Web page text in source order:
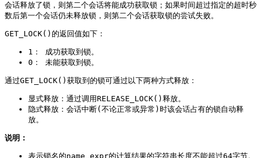
会话释放了锁，则第二个会话将能成功获取锁；如果时间超过指定的超时秒
数后第一个会话仍未释放锁，则第二个会话获取锁的尝试失败。
GET_LOCK()的返回值如下：
1： 成功获取到锁。
0： 未能获取到锁。
通过GET_LOCK()获取到的锁可通过以下两种方式释放：
显式释放：通过调用RELEASE_LOCK()释放。
隐式释放：会话中断(不论正常或异常)时该会话占有的锁自动释
放。
说明：
表示锁名的name_expr的计算结果的字符串长度不能超过64字节。